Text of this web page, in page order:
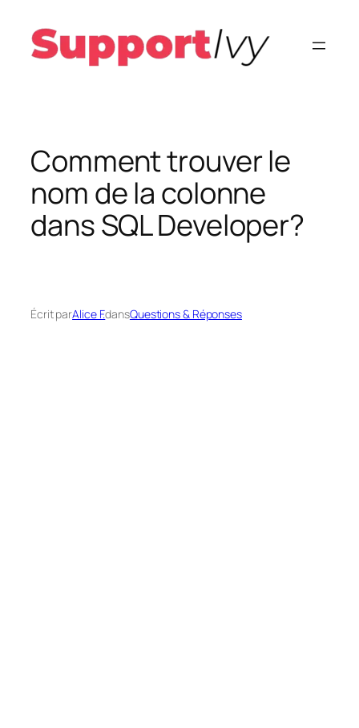
contenu
Comment trouver le
nom de la colonne
dans SQL Developer?
Écrit parAlice F.dansQuestions & Réponses